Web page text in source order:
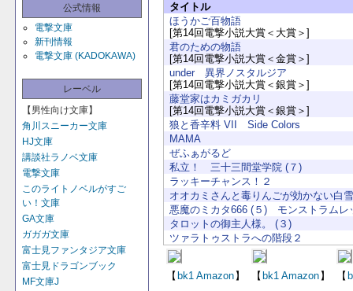
公式情報
電撃文庫
新刊情報
電撃文庫 (KADOKAWA)
レーベル
【男性向け文庫】
角川スニーカー文庫
HJ文庫
講談社ラノベ文庫
電撃文庫
このライトノベルがすご
い！文庫
GA文庫
ガガガ文庫
富士見ファンタジア文庫
富士見ドラゴンブック
MF文庫J
タイトル
ほうかご百物語
[第14回電撃小説大賞＜大賞＞]
君のための物語
[第14回電撃小説大賞＜金賞＞]
under 異界ノスタルジア
[第14回電撃小説大賞＜銀賞＞]
藤堂家はカミガカリ
[第14回電撃小説大賞＜銀賞＞]
狼と香辛料 VII Side Colors
MAMA
ぜふぁがるど
私立！ 三十三間堂学院 (７)
ラッキーチャンス！２
オオカミさんと毒りんごが効かない白
悪魔のミカタ666 (５) モンストラムレ
タロットの御主人様。 (３)
ツァラトゥストラへの階段２
【 bk1 Amazon 】 【 bk1 Amazon 】 【